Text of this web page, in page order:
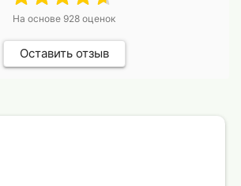
На основе 928 оценок
Оставить отзыв